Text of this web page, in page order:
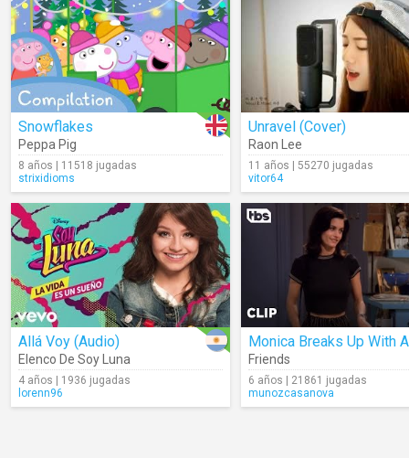
Snowflakes
Peppa Pig
8 años | 11518 jugadas
strixidioms
Unravel (Cover)
Raon Lee
11 años | 55270 jugadas
vitor64
Allá Voy (Audio)
Elenco De Soy Luna
4 años | 1936 jugadas
lorenn96
Friends
6 años | 21861 jugadas
munozcasanova